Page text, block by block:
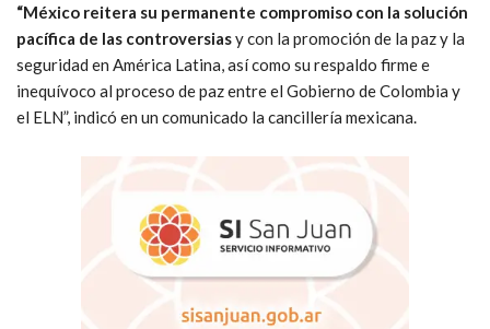
“México reitera su permanente compromiso con la solución
pacífica de las controversiasy con la promoción de la paz y la
seguridad en América Latina, así como su respaldo firme e
inequívoco al proceso de paz entre el Gobierno de Colombia y
el ELN”, indicó en un comunicado la cancillería mexicana.